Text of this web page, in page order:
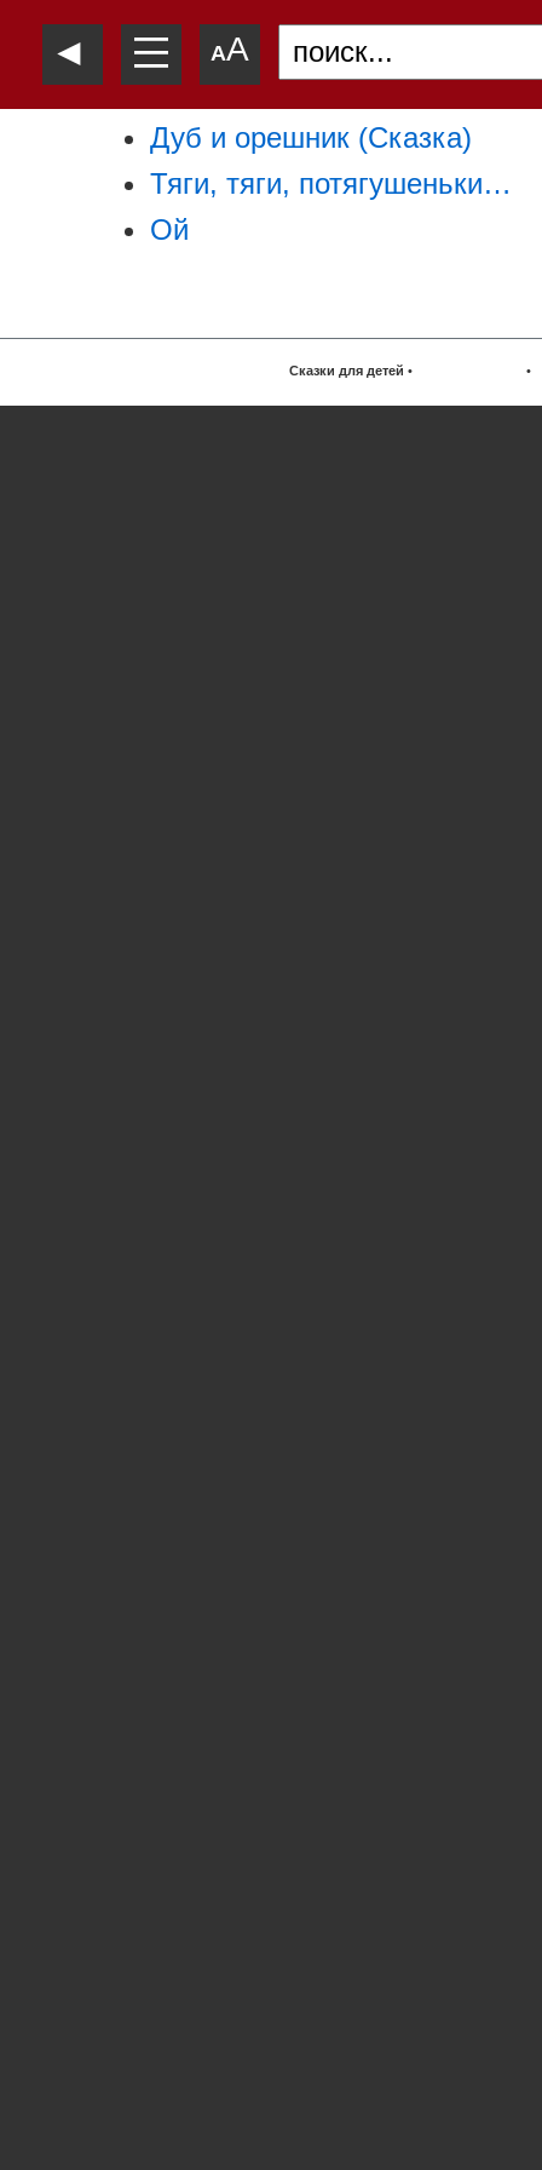
◄ —
—
— AA
Дуб и орешник (Сказка)
Тяги, тяги, потягушеньки…
Ой
Сказки для детей • •